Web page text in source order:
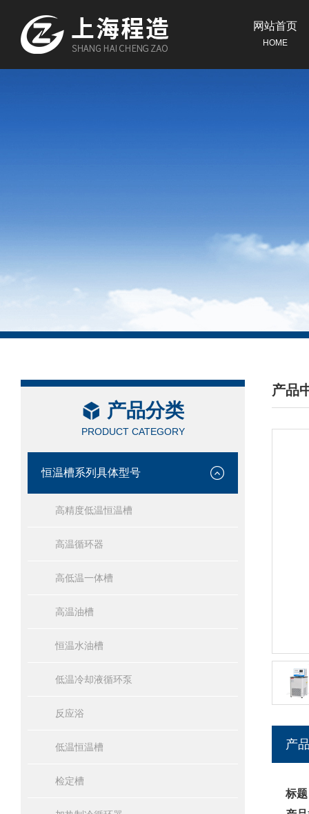
网站首页
HOME
产品分类
PRODUCT CATEGORY
恒温槽系列具体型号
高精度低温恒温槽
高温循环器
高低温一体槽
高温油槽
恒温水油槽
低温冷却液循环泵
反应浴
低温恒温槽
检定槽
产品
/
产
标